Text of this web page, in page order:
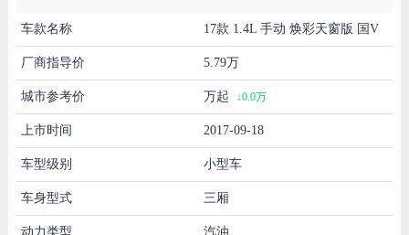
车款名称 17款 1.4L 手动 焕彩天窗版 国V
厂商指导价 5.79万
城市参考价 万起 ↓0.0万
上市时间 2017-09-18
车型级别 小型车
车身型式 三厢
动力类型 汽油